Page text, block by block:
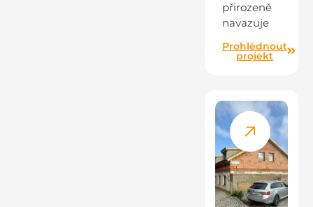
přirozeně
navazuje
Prohlédnout
projekt